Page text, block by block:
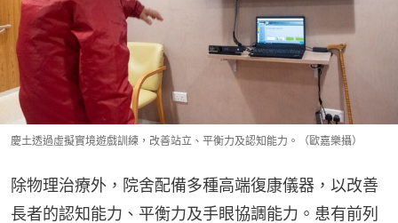
慶土透過虛擬實境遊戲訓練，改善站立、平衡力及認知能力。（歐嘉樂攝）
除物理治療外，院舍配備多種高端復康儀器，以改善
長者的認知能力、平衡力及手眼協調能力。患有前列